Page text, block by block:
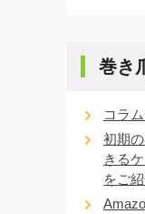
巻き
コラ
初期
きる
をご